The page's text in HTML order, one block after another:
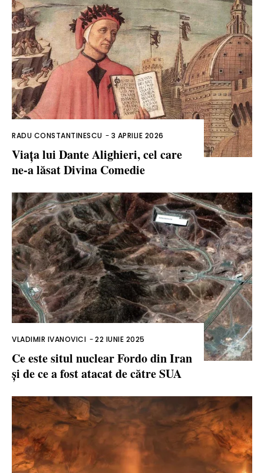
RADU CONSTANTINESCU - 3 APRILIE 2026
Viața lui Dante Alighieri, cel care
ne-a lăsat Divina Comedie
VLADIMIR IVANOVICI -22 IUNIE 2025
Ce este situl nuclear Fordo din Iran
și de ce a fost atacat de către SUA